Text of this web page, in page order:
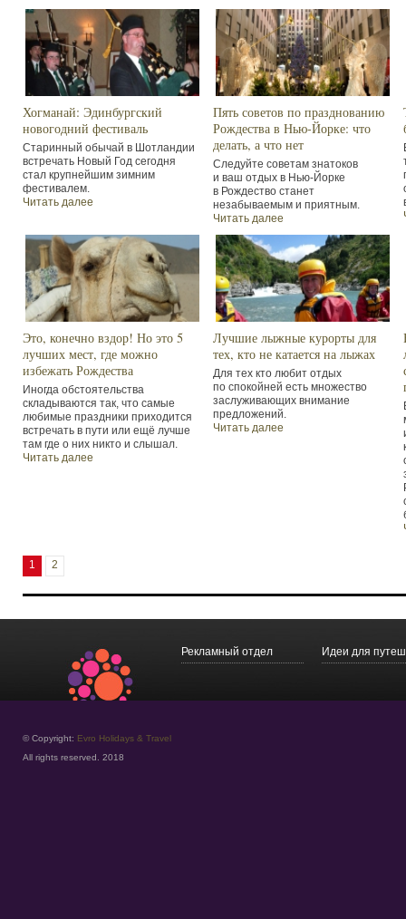
Хогманай: Эдинбургский
новогодний фестиваль
Старинный обычай в Шотландии
встречать Новый Год сегодня
стал крупнейшим зимним
фестивалем.
Читать далее
Пять советов по празднованию
Рождества в Нью-Йорке: что
делать, а что нет
Следуйте советам знатоков
и ваш отдых в Нью-Йорке
в Рождество станет
незабываемым и приятным.
Читать далее
Это, конечно вздор! Но это 5
лучших мест, где можно
избежать Рождества
Иногда обстоятельства
складываются так, что самые
любимые праздники приходится
встречать в пути или ещё лучше
там где о них никто и слышал.
Читать далее
Лучшие лыжные курорты для
тех, кто не катается на лыжах
Для тех кто любит отдых
по спокойней есть множество
заслуживающих внимание
предложений.
Читать далее
1 2
Рекламный отдел Идеи для
© Copyright: Evro Holidays & Travel
All rights reserved. 2018